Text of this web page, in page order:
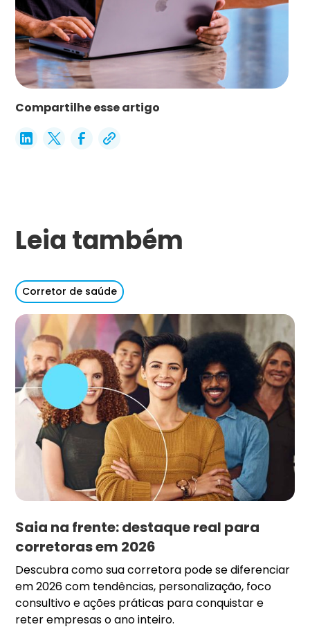
Compartilhe esse artigo
Leia também
Corretor de saúde
Saia na frente: destaque real para
corretoras em 2026
Descubra como sua corretora pode se diferenciar
em 2026 com tendências, personalização, foco
consultivo e ações práticas para conquistar e
reter empresas o ano inteiro.